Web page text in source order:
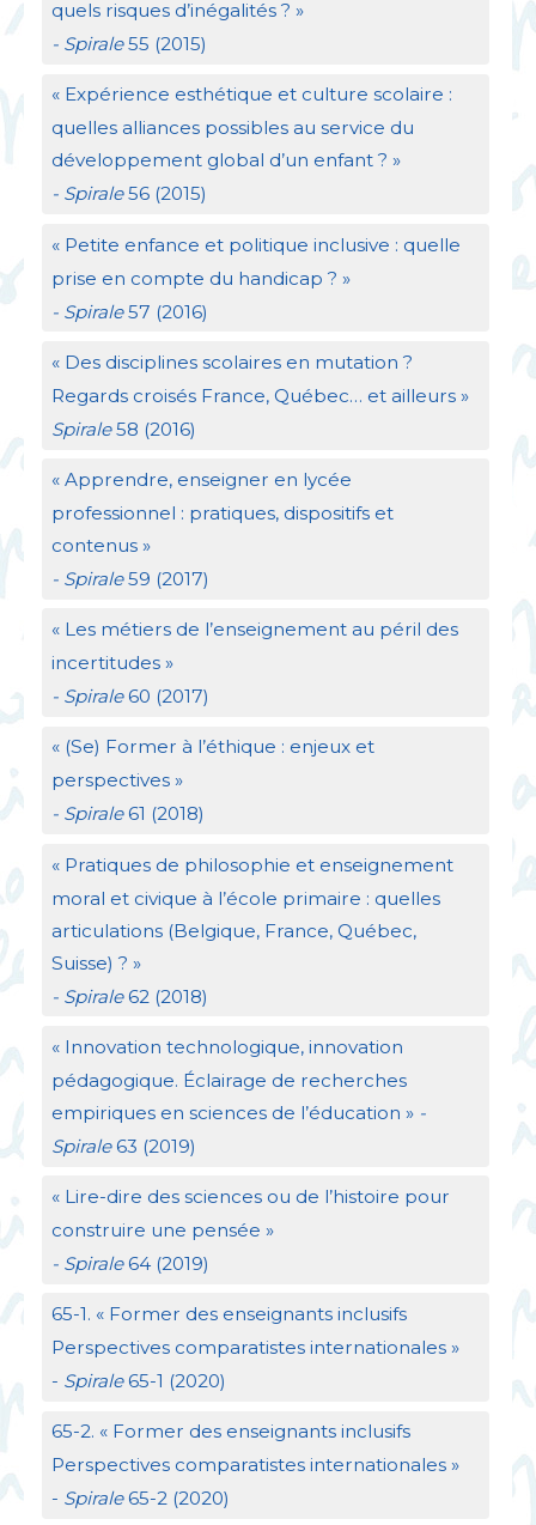
quels risques d’inégalités ? »
- Spirale55 (2015)
« Expérience esthétique et culture scolaire :
quelles alliances possibles au service du
développement global d’un enfant ? »
- Spirale56 (2015)
« Petite enfance et politique inclusive : quelle
prise en compte du handicap ? »
- Spirale57 (2016)
« Des disciplines scolaires en mutation ?
Regards croisés France, Québec… et ailleurs »
Spirale58 (2016)
« Apprendre, enseigner en lycée
professionnel : pratiques, dispositifs et
contenus »
- Spirale59 (2017)
« Les métiers de l’enseignement au péril des
incertitudes »
- Spirale60 (2017)
« (Se) Former à l’éthique : enjeux et
perspectives »
- Spirale61 (2018)
« Pratiques de philosophie et enseignement
moral et civique à l’école primaire : quelles
articulations (Belgique, France, Québec,
Suisse) ? »
- Spirale62 (2018)
« Innovation technologique, innovation
pédagogique. Éclairage de recherches
empiriques en sciences de l’éducation » -
Spirale63 (2019)
« Lire-dire des sciences ou de l’histoire pour
construire une pensée »
- Spirale64 (2019)
65-1. « Former des enseignants inclusifs
Perspectives comparatistes internationales »
- Spirale65-1 (2020)
65-2. « Former des enseignants inclusifs
Perspectives comparatistes internationales »
- Spirale65-2 (2020)